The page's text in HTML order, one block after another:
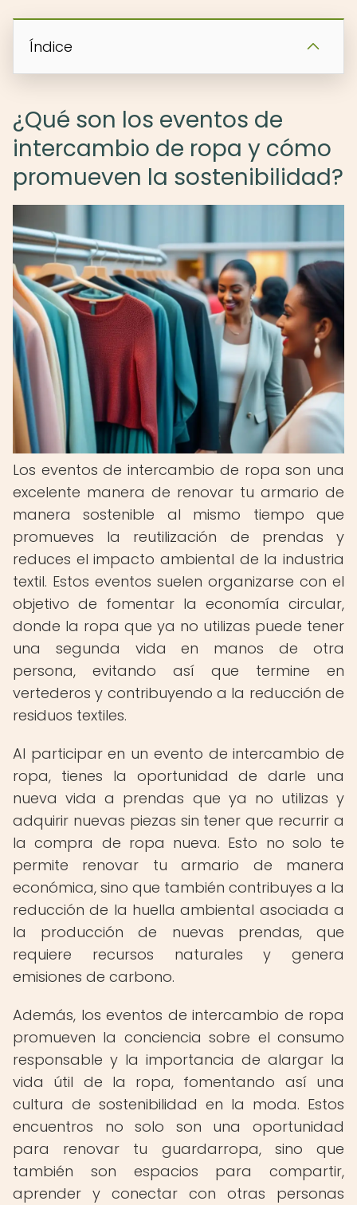
Índice
¿Qué son los eventos de
intercambio de ropa y cómo
promueven la sostenibilidad?
Los eventos de intercambio de ropa son una
excelente manera de renovar tu armario de
manera sostenible al mismo tiempo que
promueves la reutilización de prendas y
reduces el impacto ambiental de la industria
textil. Estos eventos suelen organizarse con el
objetivo de fomentar la economía circular,
donde la ropa que ya no utilizas puede tener
una segunda vida en manos de otra
persona, evitando así que termine en
vertederos y contribuyendo a la reducción de
residuos textiles.
Al participar en un evento de intercambio de
ropa, tienes la oportunidad de darle una
nueva vida a prendas que ya no utilizas y
adquirir nuevas piezas sin tener que recurrir a
la compra de ropa nueva. Esto no solo te
permite renovar tu armario de manera
económica, sino que también contribuyes a la
reducción de la huella ambiental asociada a
la producción de nuevas prendas, que
requiere recursos naturales y genera
emisiones de carbono.
Además, los eventos de intercambio de ropa
promueven la conciencia sobre el consumo
responsable y la importancia de alargar la
vida útil de la ropa, fomentando así una
cultura de sostenibilidad en la moda. Estos
encuentros no solo son una oportunidad
para renovar tu guardarropa, sino que
también son espacios para compartir,
aprender y conectar con otras personas